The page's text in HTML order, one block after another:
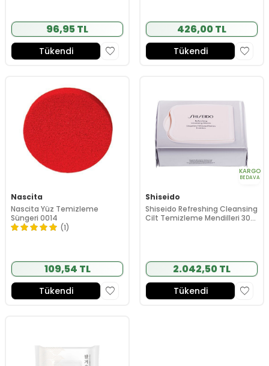
96,95 TL
Tükendi
426,00 TL
Tükendi
Nascita
Nascita Yüz Temizleme
Süngeri 0014
(1)
109,54 TL
Tükendi
KARGO
BEDAVA
Shiseido
Shiseido Refreshing Cleansing
Cilt Temizleme Mendilleri 30
2.042,50 TL
Tükendi